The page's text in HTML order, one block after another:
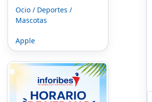
Ocio / Deportes /
Mascotas
Apple